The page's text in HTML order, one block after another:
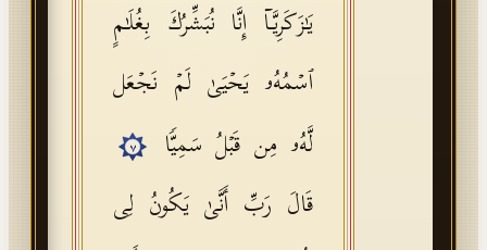
یَـٰزَكَرِیَّاۤ إِنَّا نُبَشِّرُكَ بِغُلَـٰمٍ
ٱسۡمُهُۥ یَحۡیَىٰ لَمۡ نَجۡعَل
لَّهُۥ مِن قَبۡلُ سَمِیࣰّا
٧
قَالَ رَبِّ أَنَّىٰ یَكُونُ لِی